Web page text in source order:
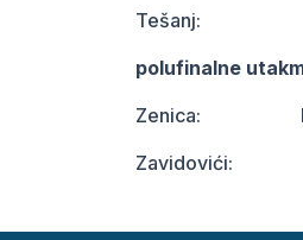
Tešanj: NK
polufinalne
Zenica:
Zavidovići: